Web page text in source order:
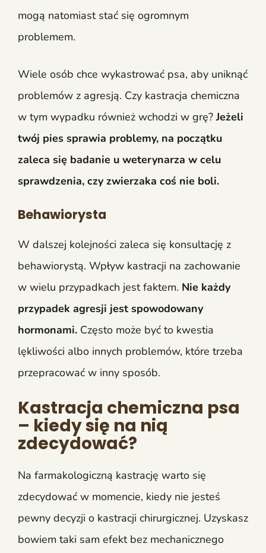
mogą natomiast stać się ogromnym
problemem.
Wiele osób chce wykastrować psa, aby uniknąć
problemów z agresją. Czy kastracja chemiczna
w tym wypadku również wchodzi w grę?Jeżeli
twój pies sprawia problemy, na początku
zaleca się badanie u weterynarza w celu
sprawdzenia, czy zwierzaka coś nie boli.
Behawiorysta
W dalszej kolejności zaleca się konsultację z
behawiorystą. Wpływ kastracji na zachowanie
w wielu przypadkach jest faktem. Nie każdy
przypadek agresji jest spowodowany
hormonami. Często może być to kwestia
lękliwości albo innych problemów, które trzeba
przepracować w inny sposób.
Kastracja chemiczna psa
– kiedy się na nią
zdecydować?
Na farmakologiczną kastrację warto się
zdecydować w momencie, kiedy nie jesteś
pewny decyzji o kastracji chirurgicznej. Uzyskasz
bowiem taki sam efekt bez mechanicznego